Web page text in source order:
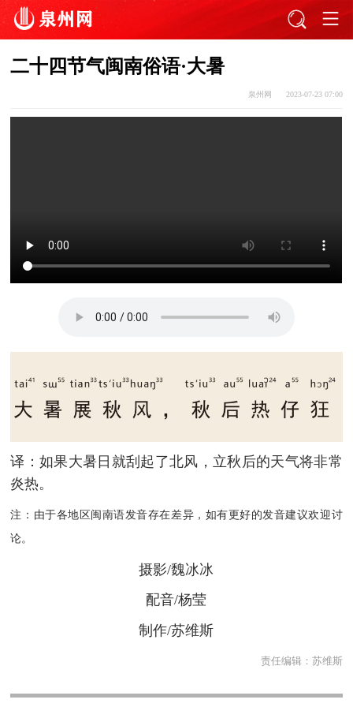
二十四节气闽南俗语·大暑
泉州网 2023-07-23 07:00
译：如果大暑日就刮起了北风，立秋后的天气将非常
炎热。
注：由于各地区闽南语发音存在差异，如有更好的发音建议欢迎讨
论。
摄影/魏冰冰
配音/杨莹
制作/苏维斯
责任编辑： 苏维斯